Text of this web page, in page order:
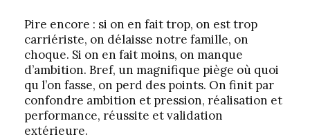
Pire encore : si on en fait trop, on est trop
carriériste, on délaisse notre famille, on
choque. Si on en fait moins, on manque
d’ambition. Bref, un magnifique piège où quoi
qu l’on fasse, on perd des points. On finit par
confondre ambition et pression, réalisation et
performance, réussite et validation
extérieure.